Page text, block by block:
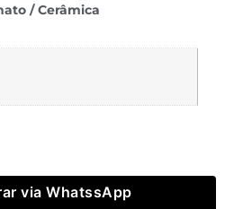
/ Cerâmica
via WhatssApp